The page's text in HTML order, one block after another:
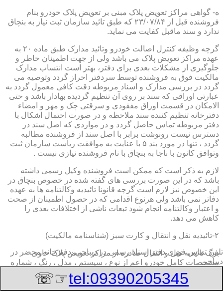
ه- گواهی مراکز تعویض پلاک مبنی بر تعویض پلاک خودرو بنام
فروشنده قبل از ۲۳/۰۷/۸۴ که طبق تائید سازمان ثبت نیاز به بنچاق
ندارد و سند ماقبل کفایت می نماید.
گرچه وظیفه کنترل اصالت خودرو وتائید مدارک طبق ماده ۲۰ به
عهده مراکز تعویض پلاک می باشد ولی از جهت اطمینان خاطر و
جلوگیری از مشکلات بعدی برای دفتر، بهتر است انتساب مدارک
مالکیت فوق به فروشنده توسط سردفتر احراز گردد وتوصیه می
گردد در بررسی مدارک و اسناد مربوطه دقت کافی معمول گردد به
عبارتی اوراقی که سند بر روی آن تنظیم گردیده بهادار باشد و حتی
الامکان در قسمت اوراق مفقودی و سرقتی چک و مهر و امضاء
دفترخانه تنظیم کننده سند ملاحظه و در صورت احتمال اشکال با
دفتر مربوطه تماس حاصل گردد و در مواردی که اصل سند در
دسترس نیست رونوشت برابر با اصل سند از فروشنده مطالبه
گردد ، تنها در مورد بند ۵ با عنایت به موافقت ریاست سازمان ثبت
وتوافق کانون با ناجا به بنچاق با نام فروشنده نیازی نیست .
لازم به ذکر است که ممکن است فروشنده وکیل رسمی داشته
باشد که در این صورت بررسی های گفته شده در خصوص بنچاق در
این خصوص نیز لازم است گرچه قانونا تائیدیه وکالتنامه ها به عهده
دفاتر نمی باشد ولی هرنوع اقدامی که در حصول اطمینان از صحت
و اعتبار وکالتنامه انجام شود تبعات ناشی از اختلافات بعدی را
کاهش می دهد.
۲-تائیدیه نقل و انتقال و کارت سبز (شناسنامه مالکیت)
برگ تائیدیه نقل و انتقال صادره از مراکز تعویض پلاک حاوی
مشخصات کامل خودرو اعم از نوع ، سیستم ، مدل ، رنگ ، شماره
صدر صفحه و مشخصات فروشنده و خریدار اعم از مشخصات
تلفن تماس فوریدفتر اسناد رسمی در دیباجی, دفترخانه,محضر در
دیباجی
tel:09390205345
☞☏